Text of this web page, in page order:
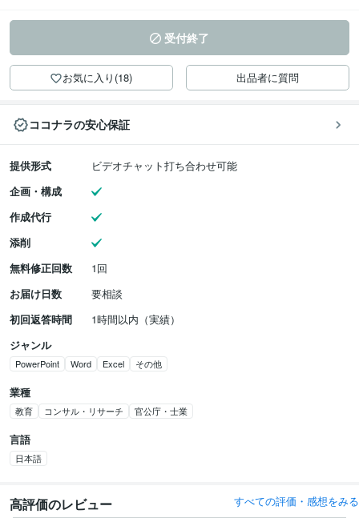
受付終了
お気に入り(18) 出品者に質問
ココナラの安心保証
提供形式
ビデオチャット打ち合わせ可能
企画・構成
作成代行
添削
無料修正回数
1回
お届け日数
要相談
初回返答時間
1時間以内（実績）
ジャンル
PowerPoint Word Excel その他
業種
教育 コンサル・リサーチ 官公庁・士業
言語
日本語
高評価のレビュー すべての評価・感想をみる